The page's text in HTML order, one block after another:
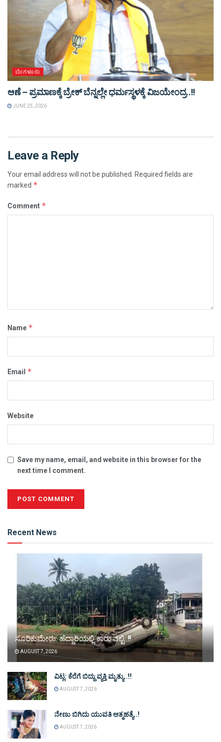
ಬೆಂಗಳೂರು
ಆಣೆ – ಪ್ರಮಾಣಕ್ಕೆ ಬ್ರೇಕ್ ಬೆನ್ನಲ್ಲೇ ಧರ್ಮಸ್ಥಳಕ್ಕೆ ವಿಜಯೇಂದ್ರ..!!
JUNE 25, 2026
Leave a Reply
Your email address will not be published. Required fields are
marked *
Comment *
Name *
Email *
Website
Save my name, email, and website in this browser for the
next time I comment.
Recent News
ಸೂರಿಕುಮೇರು: ಹೆದ್ದಾರಿಯಲ್ಲಿ ಕಾರು ಪಲ್ಟಿ..!!
AUGUST 7, 2026
ವಿಟ್ಲ: ಕೆರೆಗೆ ಬಿದ್ದು ವ್ಯಕ್ತಿ ಮೃತ್ಯು..!!
AUGUST 7, 2026
ನೇಣು ಬಿಗಿದು ಯುವತಿ ಆತ್ಮಹತ್ಯೆ..!
AUGUST 7, 2026